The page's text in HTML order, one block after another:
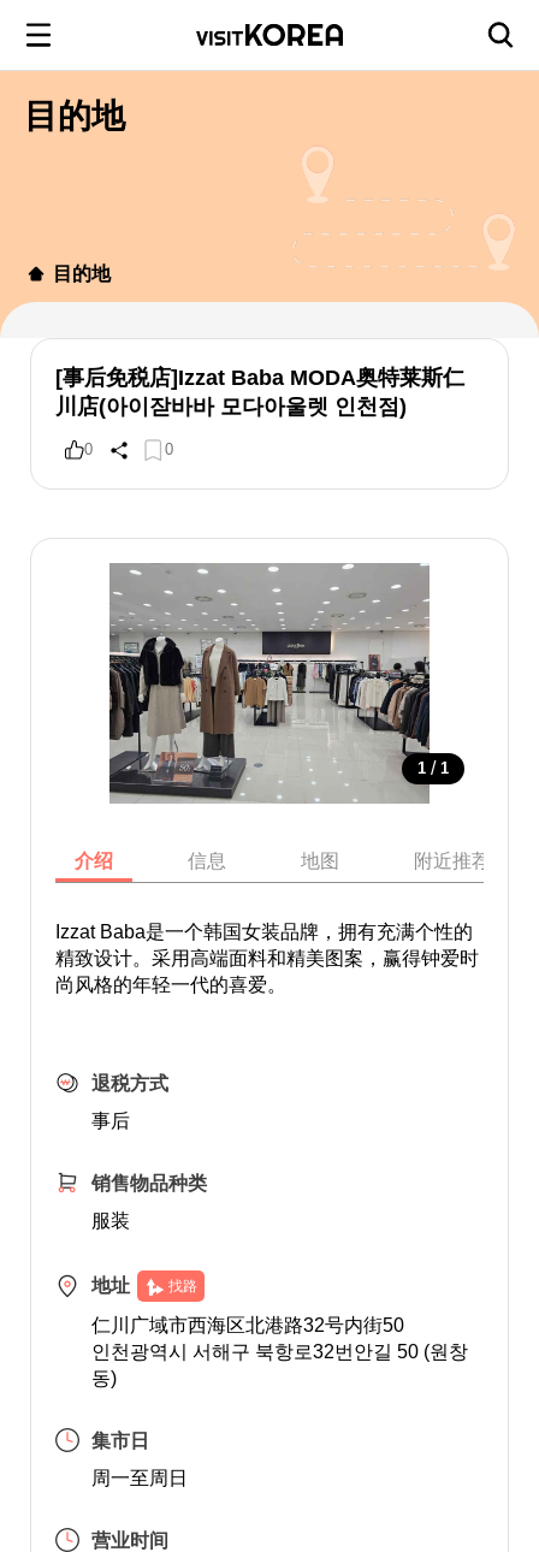
目的地
目的地
[事后免税店]Izzat Baba MODA奥特莱斯仁
川店(아이잗바바 모다아울렛 인천점)
0 0
1 / 1
介绍 信息 地图 附近推荐景点
Izzat Baba是一个韩国女装品牌，拥有充满个性的
精致设计。采用高端面料和精美图案，赢得钟爱时
尚风格的年轻一代的喜爱。
退税方式
事后
销售物品种类
服装
地址 找路
仁川广域市西海区北港路32号内街50
인천광역시 서해구 북항로32번안길 50 (원창
동)
集市日
周一至周日
营业时间